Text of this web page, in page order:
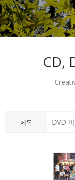
CD,
제목 DVD